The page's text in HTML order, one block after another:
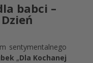
babci –
sentymentalnego
„Dla Kochanej